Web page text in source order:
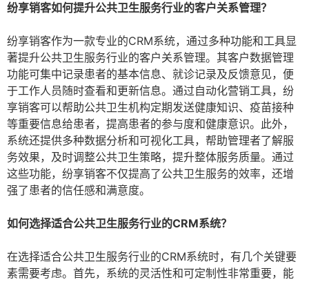
纷享销客如何提升公共卫生服务行业的客户关系管理？
纷享销客作为一款专业的CRM系统，通过多种功能和工具显
著提升公共卫生服务行业的客户关系管理。其客户数据管理
功能可集中记录患者的基本信息、就诊记录及反馈意见，便
于工作人员随时查看和更新信息。通过自动化营销工具，纷
享销客可以帮助公共卫生机构定期发送健康知识、疫苗接种
等重要信息给患者，提高患者的参与度和健康意识。此外，
系统还提供多种数据分析和可视化工具，帮助管理者了解服
务效果，及时调整公共卫生策略，提升整体服务质量。通过
这些功能，纷享销客不仅提高了公共卫生服务的效率，还增
强了患者的信任感和满意度。
如何选择适合公共卫生服务行业的CRM系统？
在选择适合公共卫生服务行业的CRM系统时，有几个关键要
素需要考虑。首先，系统的灵活性和可定制性非常重要，能